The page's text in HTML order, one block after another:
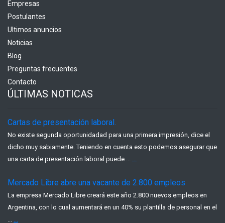
Empresas
Postulantes
Ultimos anuncios
Noticias
Blog
Preguntas frecuentes
Contacto
ÚLTIMAS NOTICAS
Cartas de presentación laboral.
No existe segunda oportunidadad para una primera impresión, dice el
dicho muy sabiamente. Teniendo en cuenta esto podemos asegurar que
una carta de presentación laboral puede ... ...
Mercado Libre abre una vacante de 2.800 empleos
La empresa Mercado Libre creará este año 2.800 nuevos empleos en
Argentina, con lo cual aumentará en un 40% su plantilla de personal en el
... ...